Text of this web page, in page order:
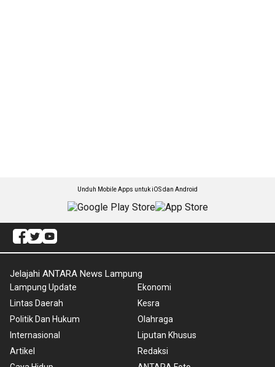
Unduh Mobile Apps untuk iOS dan Android
Jelajahi ANTARA News Lampung
Lampung Update
Lintas Daerah
Politik Dan Hukum
Internasional
Artikel
Ekonomi
Kesra
Olahraga
Liputan Khusus
Redaksi